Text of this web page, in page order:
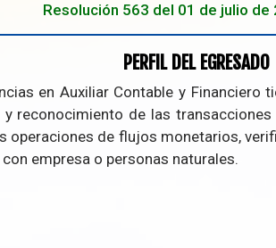
Resolución 563 del 01 de julio de
PERFIL DEL EGRESADO
en Auxiliar Contable y
reconocimiento de las
de flujos monetarios,
empresa o personas naturales.